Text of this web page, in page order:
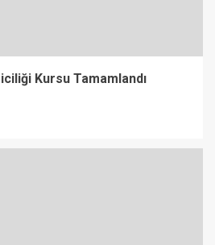
Kursu Tamamlandı